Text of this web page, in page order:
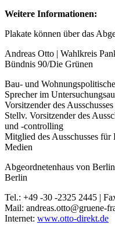
Weitere Informationen:
Plakate können über das
Andreas Otto | Wahlkreis
Bündnis 90/Die Grünen
Bau- und
Sprecher im
Vorsitzender des
Stellv. Vorsitzender des
und -controlling
Mitglied des Ausschusses für
Medien
Abgeordnetenhaus von
Berlin
Tel.: +49 -30 -2325 2445 |
Mail: andreas.otto@gruene-
Internet: www.otto-direkt.de